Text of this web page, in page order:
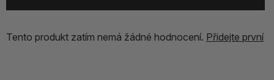
Tento produkt zatím nemá žádné hodnocení. Přidejte první